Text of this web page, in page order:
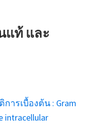
แท้ และ
ารเบื้องต้น : Gram
intracellular